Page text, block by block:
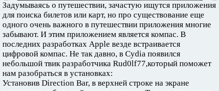
Задумываясь о путешествии, зачастую ищутся приложения
для поиска билетов или карт, но про существование еще
одного очень важного в путешествии приложения многие
забывают. И этим приложением является компас. В
последних разработках Apple везде встраивается
цифровой компас. Не так давно, в Cydia появился
небольшой твик разработчика Rud0lf77,который поможет
нам разобраться в установках:
Установив Direction Bar, в верхней строке на экране